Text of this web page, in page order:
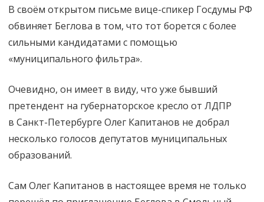
в Петербурге
В своём открытом письме вице-спикер Госдумы РФ
обвиняет Беглова в том, что тот борется с более
сильными кандидатами с помощью
«муниципального фильтра».
Очевидно, он имеет в виду, что уже бывший
претендент на губернаторское кресло от ЛДПР
в Санкт-Петербурге Олег Капитанов не добрал
несколько голосов депутатов муниципальных
образований.
Сам Олег Капитанов в настоящее время не только